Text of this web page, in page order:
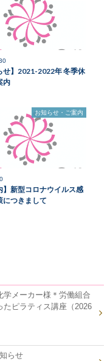
せ】2021-2022年 冬季休
内
お知らせ・ご案内
】新型コロナウイルス感
につきまして
学メーカー様＊労働組合
たピラティス講座（2026
らせ